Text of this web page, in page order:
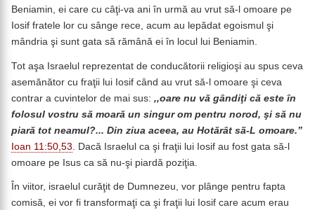
Beniamin, ei care cu câţi-va ani în urmă au vrut să-l omoare pe
Iosif fratele lor cu sânge rece, acum au lepădat egoismul şi
mândria şi sunt gata să rămână ei în locul lui Beniamin.
Tot aşa Israelul reprezentat de conducătorii religioşi au spus ceva
asemănător cu fraţii lui Iosif când au vrut să-l omoare şi ceva
contrar a cuvintelor de mai sus: ,,oare nu vă gândiţi că este în
folosul vostru să moară un singur om pentru norod, şi să nu
piară tot neamul?... Din ziua aceea, au Hotărât sã-L omoare.”
Ioan 11:50,53 . Dacă Israelul ca şi fraţii lui Iosif au fost gata să-l
omoare pe Isus ca să nu-şi piardă poziţia.
În viitor, israelul curăţit de Dumnezeu, vor plânge pentru fapta
comisă, ei vor fi transformaţi ca şi fraţii lui Iosif care acum erau